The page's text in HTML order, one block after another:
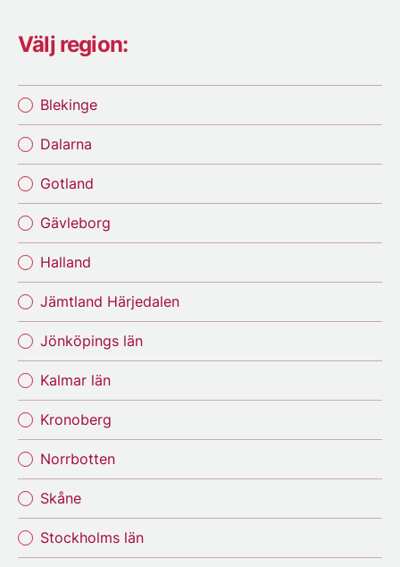
Välj region:
Blekinge
Dalarna
Gotland
Gävleborg
Halland
Jämtland Härjedalen
Jönköpings län
Kalmar län
Kronoberg
Norrbotten
Skåne
Stockholms län